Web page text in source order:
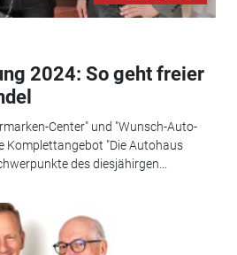
2024: So geht freier
Center" und "Wunsch-Auto-
Komplettangebot "Die Autohaus
des diesjähirgen...